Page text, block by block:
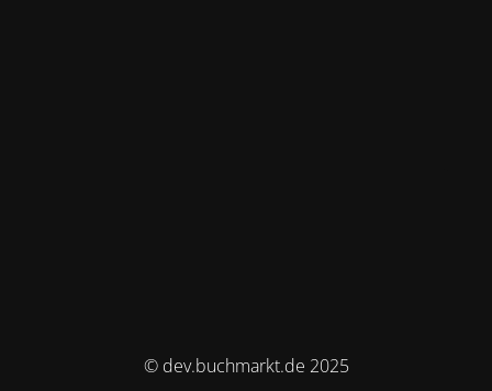
© dev.buchmarkt.de 2025